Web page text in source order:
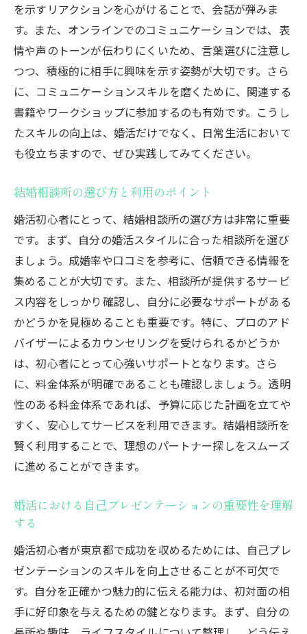
を示すリアクションを心がけることで、会話が弾みま
す。また、オンラインでのコミュニケーションでは、表
情や声のトーンが伝わりにくいため、言葉選びに注意し
つつ、積極的に相手に興味を示す姿勢が大切です。さら
に、コミュニケーションスキルを磨くために、関連する
書籍やワークショップに参加するのも有効です。こうし
たスキルの向上は、婚活だけでなく、日常生活において
も役立ちますので、ぜひ実践してみてください。
結婚相談所の選び方と利用のポイント
婚活初心者にとって、結婚相談所の選び方は非常に重要
です。まず、自分の婚活スタイルに合った相談所を選び
ましょう。成婚率や口コミを参考に、信頼できる情報を
集めることが大切です。また、相談所が提供するサービ
ス内容をしっかり確認し、自分に必要なサポートがある
かどうかを見極めることも重要です。特に、プロのアド
バイザーによるカウンセリングを受けられるかどうか
は、初心者にとって心強いサポートとなります。さら
に、料金体系が明確であることも確認しましょう。透明
性のある料金体系であれば、予算に応じた計画を立てや
すく、安心してサービスを利用できます。結婚相談所を
賢く利用することで、理想のパートナー探しをスムーズ
に進めることができます。
婚活における自己プレゼンテーションの重要性を理解
する
婚活初心者が東京都で成功を収めるためには、自己プレ
ゼンテーションのスキルを向上させることが不可欠で
す。自分を正確かつ魅力的に伝える能力は、初対面の相
手に好印象を与えるための鍵となります。まず、自分の